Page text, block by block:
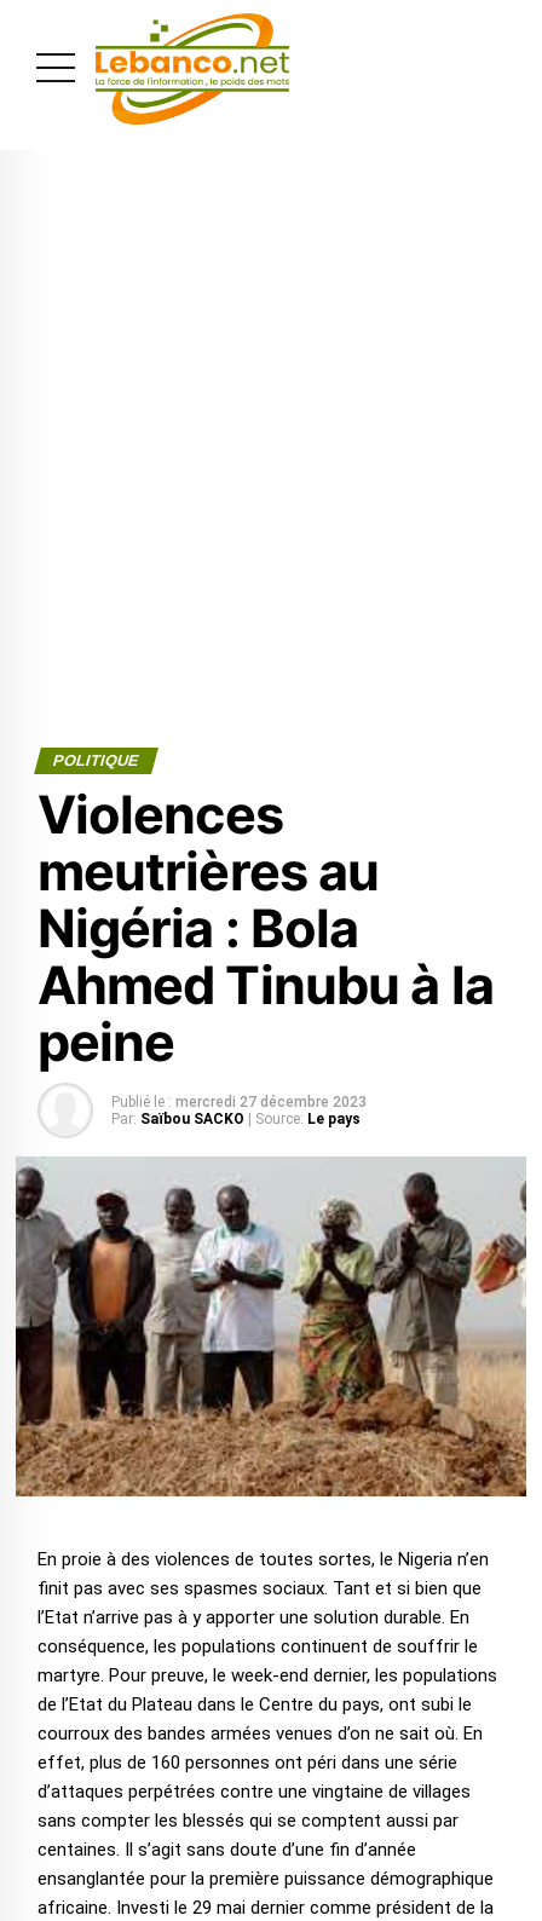
POLITIQUE
Violences
meutrières au
Nigéria : Bola
Ahmed Tinubu à la
peine
Publié le : mercredi 27 décembre 2023
Par: Saïbou SACKO | Source: Le pays
En proie à des violences de toutes sortes, le Nigeria n’en
finit pas avec ses spasmes sociaux. Tant et si bien que
l’Etat n’arrive pas à y apporter une solution durable. En
conséquence, les populations continuent de souffrir le
martyre. Pour preuve, le week-end dernier, les populations
de l’Etat du Plateau dans le Centre du pays, ont subi le
courroux des bandes armées venues d’on ne sait où. En
effet, plus de 160 personnes ont péri dans une série
d’attaques perpétrées contre une vingtaine de villages
sans compter les blessés qui se comptent aussi par
centaines. Il s’agit sans doute d’une fin d’année
ensanglantée pour la première puissance démographique
africaine. Investi le 29 mai dernier comme président de la